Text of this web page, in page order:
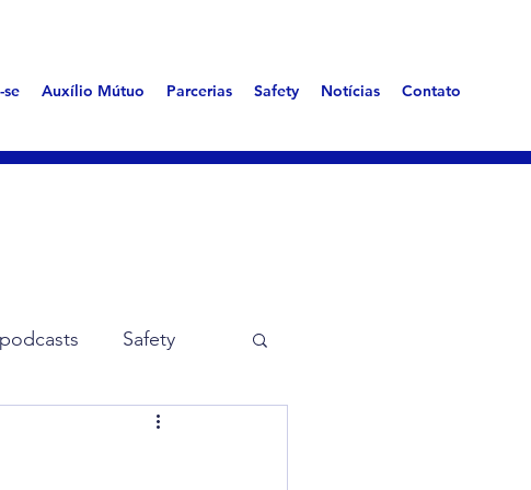
se Auxílio Mútuo Parcerias Safety Notícias Contato
podcasts Safety
Aerotóxica